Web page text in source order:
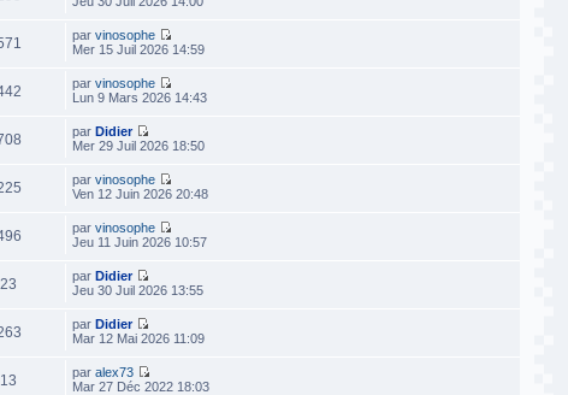
parvinosophe
Mer 15 Juil 2026 14:59
parvinosophe
Lun 9 Mars 2026 14:43
parDidier
Mer 29 Juil 2026 18:50
parvinosophe
Ven 12 Juin 2026 20:48
parvinosophe
Jeu 11 Juin 2026 10:57
parDidier
Jeu 30 Juil 2026 13:55
parDidier
Mar 12 Mai 2026 11:09
paralex73
Mar 27 Déc 2022 18:03